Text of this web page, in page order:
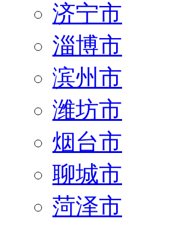
济宁市
淄博市
滨州市
潍坊市
烟台市
聊城市
菏泽市